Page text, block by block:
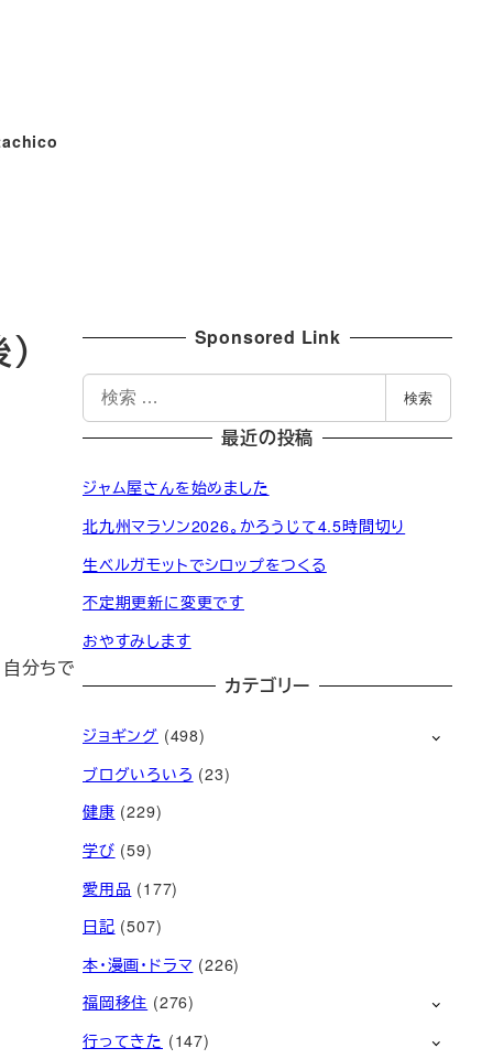
分ちで
Sponsored Link
索
検索
最近の投稿
ジャム屋さんを始めました
北九州マラソン2026。かろうじて4.5時間切り
生ベルガモットでシロップをつくる
不定期更新に変更です
おやすみします
カテゴリー
ジョギング (498)
ブログいろいろ (23)
健康 (229)
学び (59)
愛用品 (177)
日記 (507)
本・漫画・ドラマ (226)
福岡移住 (276)
行ってきた (147)